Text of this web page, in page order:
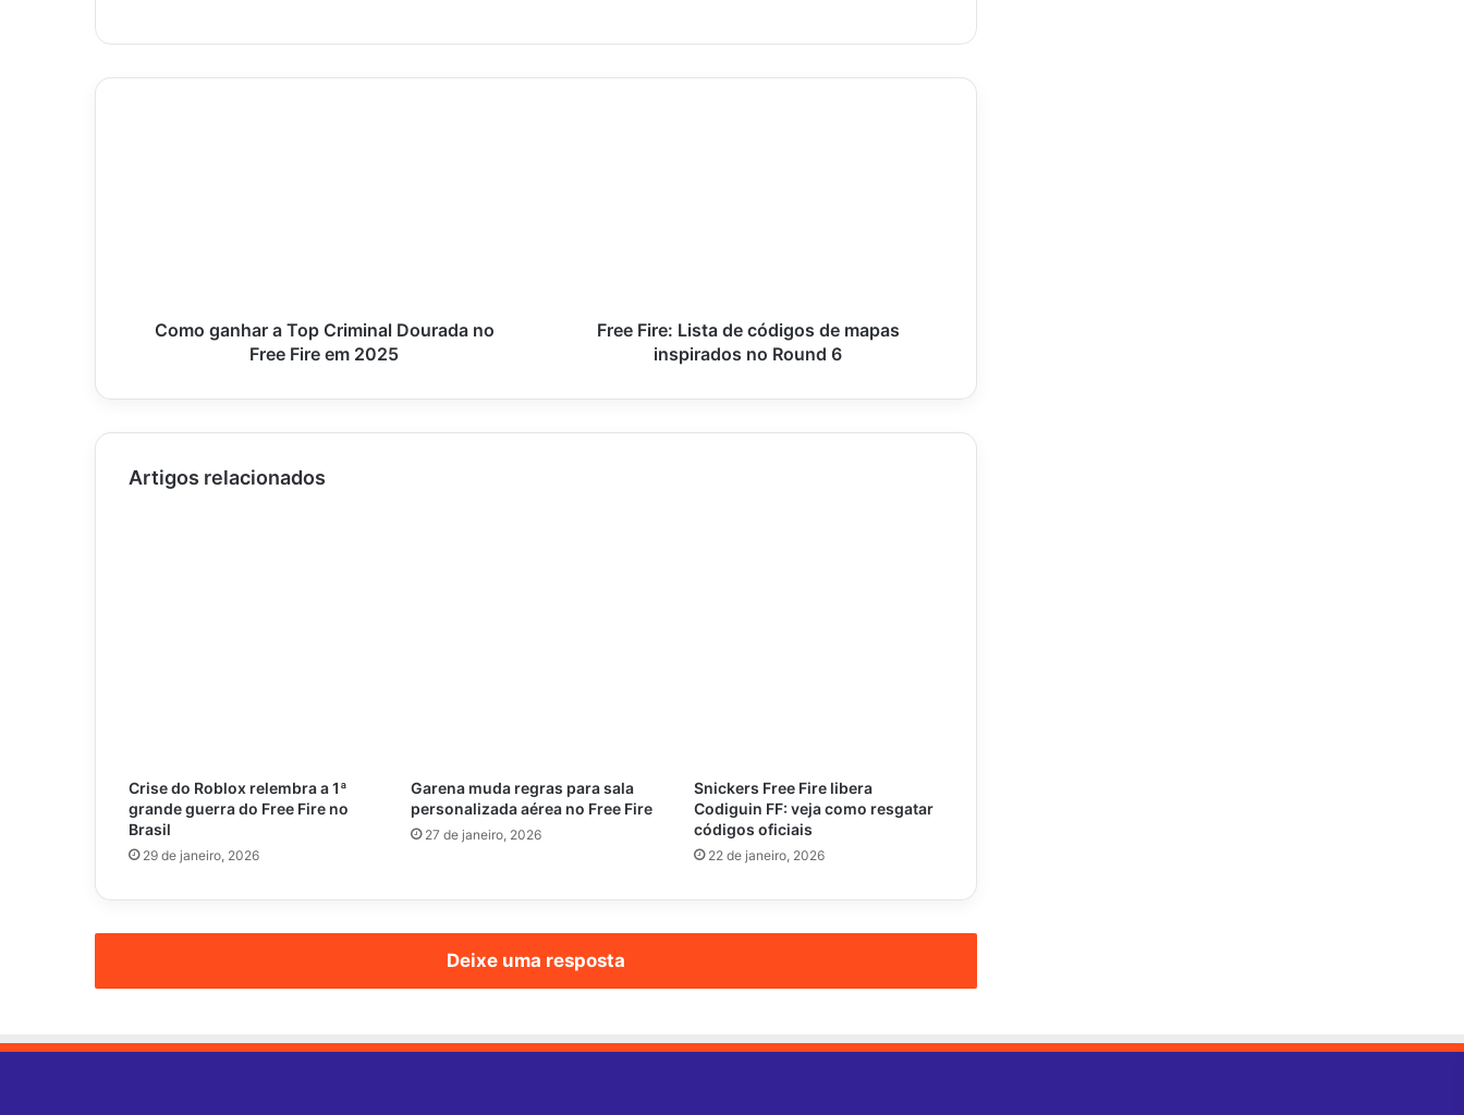
Como ganhar a Top Criminal Dourada no
Free Fire em 2025
Free Fire: Lista de códigos de mapas
inspirados no Round 6
Artigos relacionados
Crise do Roblox relembra a 1ª
grande guerra do Free Fire no
Brasil
29 de janeiro, 2026
Garena muda regras para sala
personalizada aérea no Free Fire
27 de janeiro, 2026
Snickers Free Fire libera
Codiguin FF: veja como resgatar
códigos oficiais
22 de janeiro, 2026
Deixe uma resposta